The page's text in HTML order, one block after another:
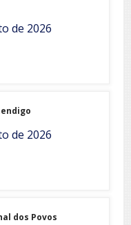
de 2026
de 2026
dos Povos